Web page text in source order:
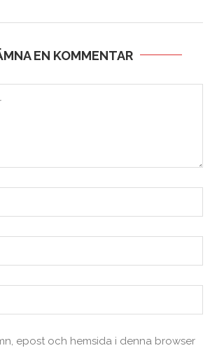
EN KOMMENTAR
epost och hemsida i denna browser